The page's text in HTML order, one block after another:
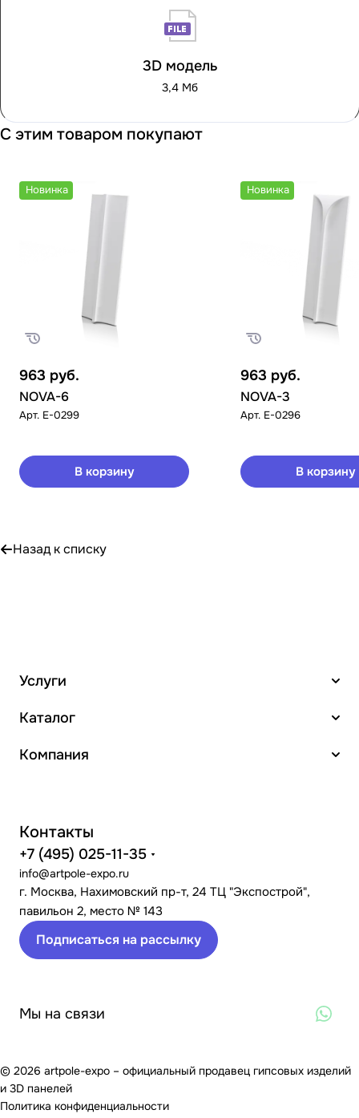
3D модель
3,4 Мб
С этим товаром покупают
Новинка
963 руб.
NOVA-6
Арт. E-0299
В корзину
Новинка
963 руб.
NOVA-3
Арт. E-0296
В корзину
Назад к списку
Услуги
Каталог
Компания
Контакты
+7 (495) 025-11-35
info@artpole-expo.ru
г. Москва, Нахимовский пр-т, 24 ТЦ "Экспострой",
павильон 2, место № 143
Подписаться на рассылку
Мы на связи
© 2026 artpole-expo – официальный продавец гипсовых изделий
и 3D панелей
Политика конфиденциальности